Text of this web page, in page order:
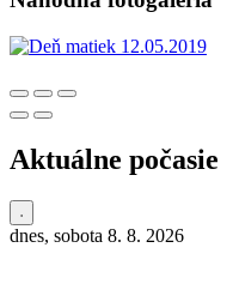
Aktuálne počasie
dnes, sobota 8. 8. 2026